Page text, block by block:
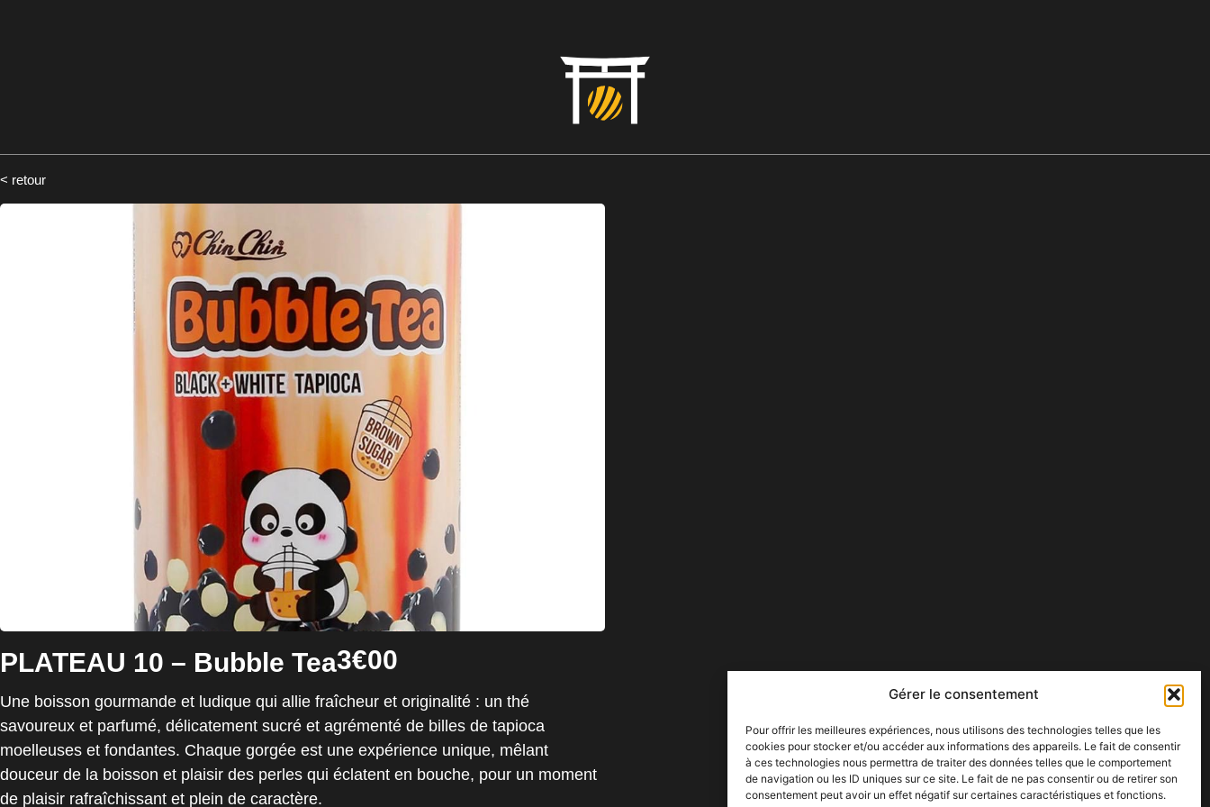
Gérer le consentement
Pour offrir les meilleures expériences, nous utilisons des technologies telles que les
cookies pour stocker et/ou accéder aux informations des appareils. Le fait de consentir
à ces technologies nous permettra de traiter des données telles que le comportement
de navigation ou les ID uniques sur ce site. Le fait de ne pas consentir ou de retirer son
consentement peut avoir un effet négatif sur certaines caractéristiques et fonctions.
< retour
PLATEAU 10 – Bubble Tea3€00
Une boisson gourmande et ludique qui allie fraîcheur et originalité : un thé
savoureux et parfumé, délicatement sucré et agrémenté de billes de tapioca
moelleuses et fondantes. Chaque gorgée est une expérience unique, mêlant
douceur de la boisson et plaisir des perles qui éclatent en bouche, pour un moment
de plaisir rafraîchissant et plein de caractère.